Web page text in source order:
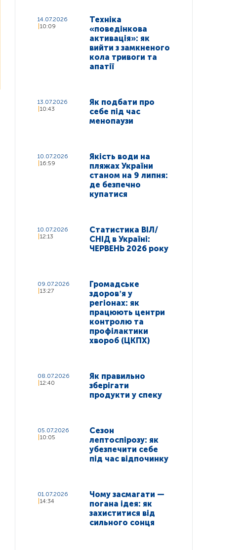
14.07.2026
10:09
Техніка
«поведінкова
активація»: як
вийти з замкненого
кола тривоги та
апатії
13.07.2026
10:43
Як подбати про
себе під час
менопаузи
10.07.2026
16:59
Якість води на
пляжах України
станом на 9 липня:
де безпечно
купатися
10.07.2026
12:13
Статистика ВІЛ/
СНІД в Україні:
ЧЕРВЕНЬ 2026 року
09.07.2026
13:27
Громадське
здоровʼя у
регіонах: як
працюють центри
контролю та
профілактики
хвороб (ЦКПХ)
08.07.2026
12:40
Як правильно
зберігати
продукти у спеку
05.07.2026
10:05
Сезон
лептоспірозу: як
убезпечити себе
під час відпочинку
01.07.2026
14:34
Чому засмагати —
погана ідея: як
захиститися від
сильного сонця